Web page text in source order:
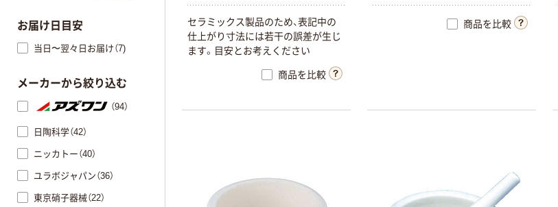
セラミックス製品のため、表記中の
仕上がり寸法には若干の誤差が生じ
ます。目安とお考えください
商品を比較
商品を比較
お届け日目安
当日〜翌々日お届け（7)
メーカーから絞り込む
（94）
日陶科学（42）
ニッカトー（40）
ユラボジャパン（36）
東京硝子器械（22）